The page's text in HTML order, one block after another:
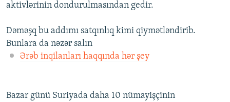
aktivlərinin dondurulmasından gedir.
Dəməşq bu addımı satqınlıq kimi qiymətləndirib.
Bunlara da nəzər salın
Ərəb inqilanları haqqında hər şey
Bazar günü Suriyada daha 10 nümayişçinin